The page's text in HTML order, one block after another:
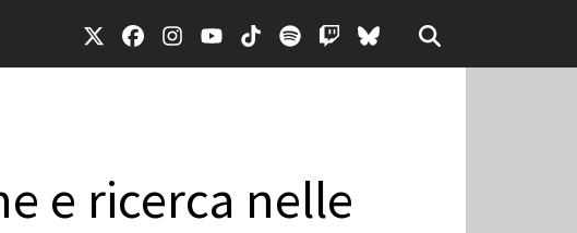
e ricerca nelle